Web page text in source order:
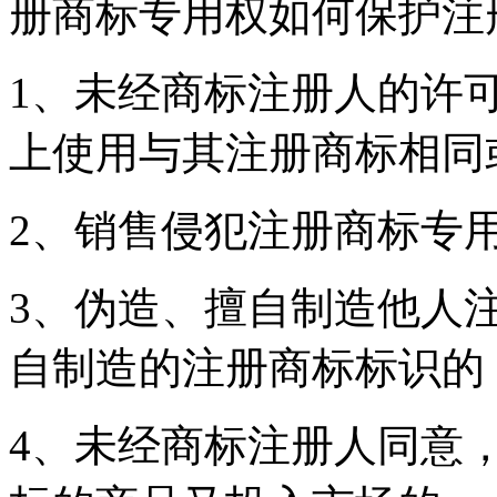
册商标专用权如何保护
1、未经商标注册人的许
上使用与其注册商标相
2、销售侵犯注册商标专
3、伪造、擅自制造他人
自制造的注册商标标识的
4、未经商标注册人同意